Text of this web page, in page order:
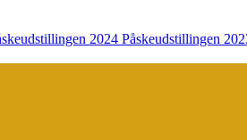
2024 Påskeudstillingen